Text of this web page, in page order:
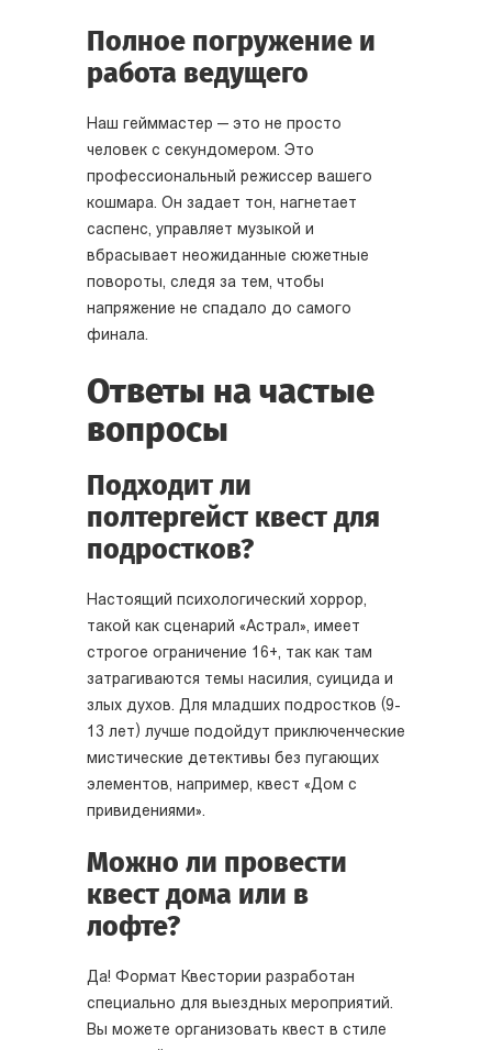
Полное погружение и
работа ведущего
Наш гейммастер — это не просто
человек с секундомером. Это
профессиональный режиссер вашего
кошмара. Он задает тон, нагнетает
саспенс, управляет музыкой и
вбрасывает неожиданные сюжетные
повороты, следя за тем, чтобы
напряжение не спадало до самого
финала.
Ответы на частые
вопросы
Подходит ли
полтергейст квест для
подростков?
Настоящий психологический хоррор,
такой как сценарий «Астрал», имеет
строгое ограничение 16+, так как там
затрагиваются темы насилия, суицида и
злых духов. Для младших подростков (9-
13 лет) лучше подойдут приключенческие
мистические детективы без пугающих
элементов, например, квест «Дом с
привидениями».
Можно ли провести
квест дома или в
лофте?
Да! Формат Квестории разработан
специально для выездных мероприятий.
Вы можете организовать квест в стиле